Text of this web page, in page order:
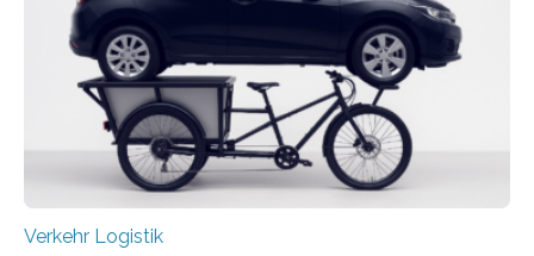
Part A: Policy and Practice vom 5. August 2025 online
veröffentlicht. Die deutschen Autobahnen sind…
Verkehr Logistik